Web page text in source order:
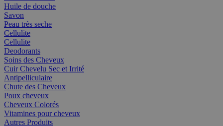
Huile de douche
Savon
Peau très seche
Cellulite
Cellulite
Deodorants
Soins des Cheveux
Cuir Chevelu Sec et Irrité
Antipelliculaire
Chute des Cheveux
Poux cheveux
Cheveux Colorés
Vitamines pour cheveux
Autres Produits